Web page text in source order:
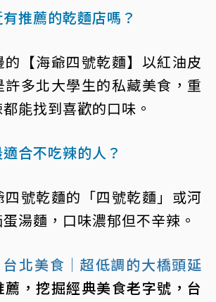
推薦的乾麵店嗎？
【海爺四號乾麵】以紅油皮
多北大學生的私藏美食，重
能找到喜歡的口味。
合不吃辣的人？
號乾麵的「四號乾麵」或河
湯麵，口味濃郁但不辛辣。
北美食｜超低調的大橋頭延
薦，挖掘經典美食老字號，台